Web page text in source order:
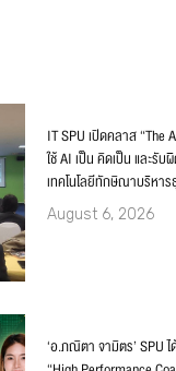
IT SPU เปิดคลาส “The
ใช้ AI เป็น คิดเป็น และรั
เทคโนโลยีทักษิณาบริหาร
August 6, 2026
‘อ.ภณิตา จามิตร’ SPU